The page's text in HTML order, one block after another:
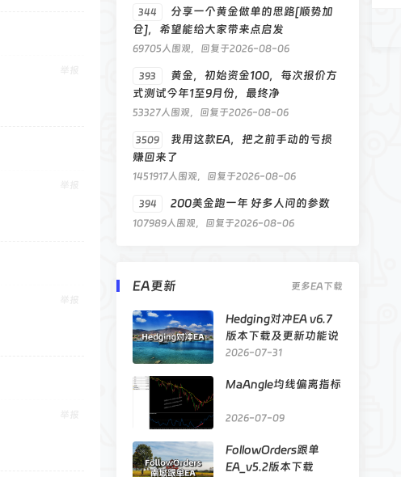
344
分享一个黄金做单的思路[顺势加
仓]，希望能给大家带来点启发
69705人围观，回复于2026-08-06
393
黄金，初始资金100，每次报价方
式测试今年1至9月份，最终净
53327人围观，回复于2026-08-06
3509
我用这款EA，把之前手动的亏损
赚回来了
1451917人围观，回复于2026-08-06
394 200美金跑一年 好多人问的参数
107989人围观，回复于2026-08-06
EA更新 更多EA下载
Hedging对冲EA v6.7
版本下载及更新功能说
明
2026-07-31
MaAngle均线偏离指标
2026-07-09
FollowOrders跟单
EA_v5.2版本下载